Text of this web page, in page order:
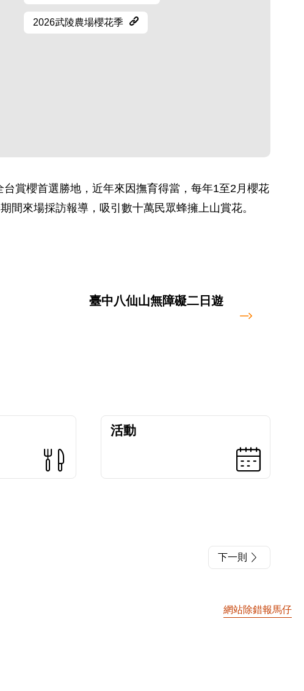
2026武陵農場櫻花季
賞櫻首選勝地，近年來因撫育得當，每年1至2月櫻花
來場採訪報導，吸引數十萬民眾蜂擁上山賞花。
臺中八仙山無障礙二日遊
活動
下一則
網站除錯報馬仔